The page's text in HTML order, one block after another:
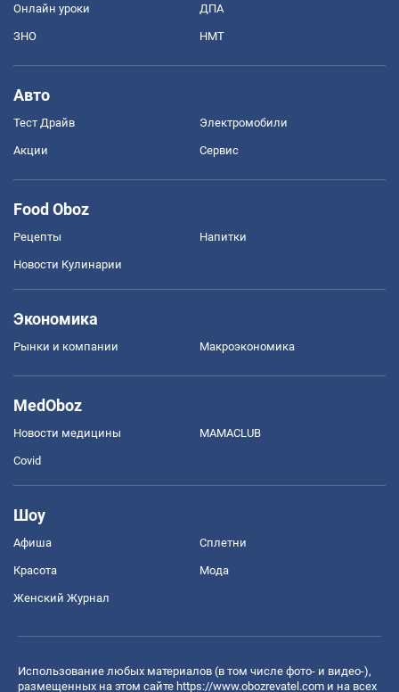
Онлайн уроки ДПА
ЗНО НМТ
Авто
Тест Драйв Электромобили
Акции Сервис
Food Oboz
Рецепты Напитки
Новости Кулинарии
Экономика
Рынки и компании Mакроэкономика
MedOboz
Новости медицины MAMACLUB
Covid
Шоу
Афиша Сплетни
Красота Мода
Женский Журнал
Использование любых материалов (в том числе фото- и видео-),
размещенных на этом сайте https://www.obozrevatel.com и на всех